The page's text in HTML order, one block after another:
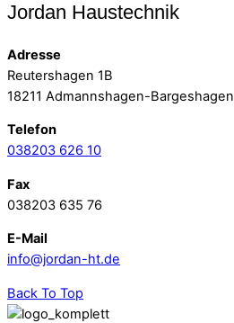
Jordan Haustechnik
Adresse
Reutershagen 1B
18211 Admannshagen-Bargeshagen
Telefon
038203 626 10
Fax
038203 635 76
E-Mail
info@jordan-ht.de
Back To Top